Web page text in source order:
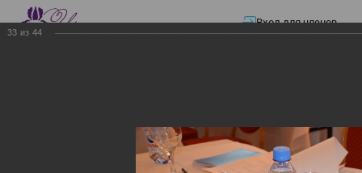
Вход для членов
Презентации—ЭЛЕКТРОННЫЕ СЧЕТА-ФАКТУРЫ.
33 из 44